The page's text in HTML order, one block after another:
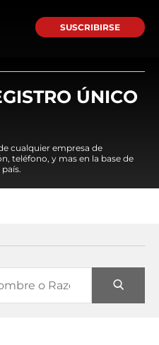
SUSCRIBIRSE
ÚNICO
cualquier empresa de
teléfono, y mas en la base de